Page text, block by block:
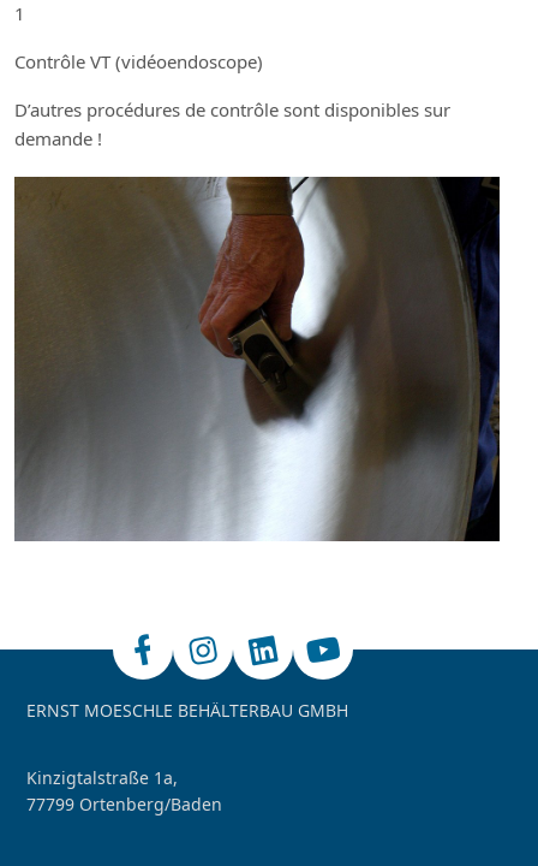
1
Contrôle VT (vidéoendoscope)
D’autres procédures de contrôle sont disponibles sur
demande !
ERNST MOESCHLE BEHÄLTERBAU GMBH
Kinzigtalstraße 1a,
77799 Ortenberg/Baden